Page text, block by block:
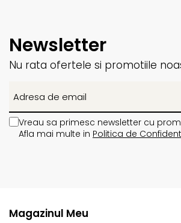
inferioara turnata si mai lata pentru
partea superioara este plasata central si
pentru o strangere cat mai ferma si
Newsletter
Nu rata ofertele si promotiile
Vreau sa primesc newsletter cu
Afla mai multe in Politica de
Magazinul Meu